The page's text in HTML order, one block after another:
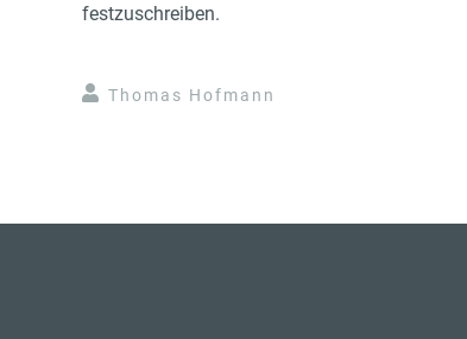
festzuschreiben.
Thomas Hofmann